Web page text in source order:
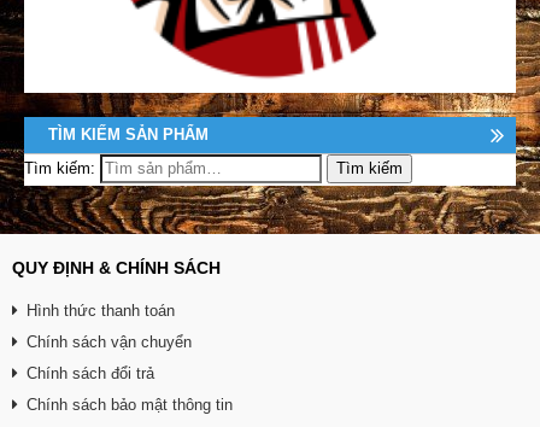
TÌM KIẾM SẢN PHẨM
Tìm kiếm:
QUY ĐỊNH & CHÍNH SÁCH
Hình thức thanh toán
Chính sách vận chuyển
Chính sách đổi trả
Chính sách bảo mật thông tin